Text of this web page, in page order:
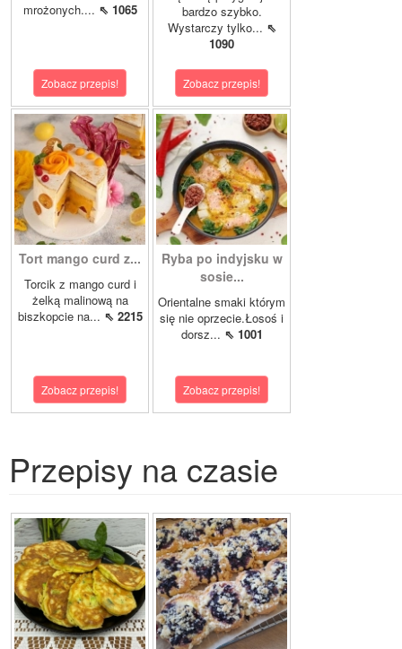
mrożonych.... ⇖ 1065
Zobacz przepis!
bardzo szybko.
Wystarczy tylko... ⇖
1090
Zobacz przepis!
Tort mango curd z...
Torcik z mango curd i
żelką malinową na
biszkopcie na... ⇖ 2215
Zobacz przepis!
Ryba po indyjsku w
sosie...
Orientalne smaki którym
się nie oprzecie.Łosoś i
dorsz... ⇖ 1001
Zobacz przepis!
Przepisy na czasie